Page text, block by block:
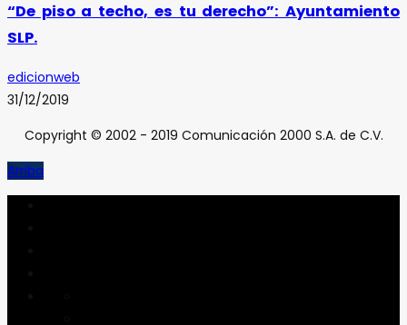
“De piso a techo, es tu derecho”: Ayuntamiento
SLP.
edicionweb
31/12/2019
Copyright © 2002 - 2019 Comunicación 2000 S.A. de C.V.
Arriba